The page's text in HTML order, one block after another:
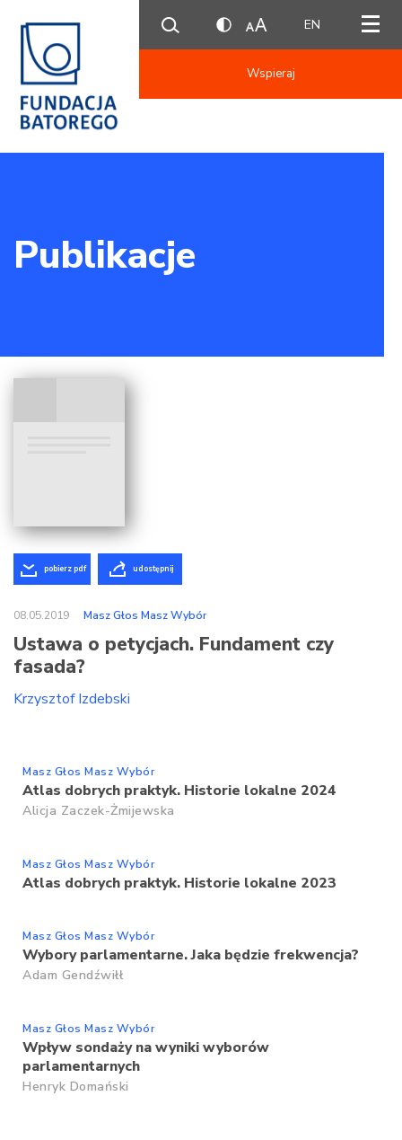
EN
Wspieraj
Publikacje
pobierz pdf udostępnij
08.05.2019 Masz Głos Masz Wybór
Ustawa o petycjach. Fundament czy
fasada?
Krzysztof Izdebski
Masz Głos Masz Wybór
Atlas dobrych praktyk. Historie lokalne 2024
Alicja Zaczek-Żmijewska
Masz Głos Masz Wybór
Atlas dobrych praktyk. Historie lokalne 2023
Masz Głos Masz Wybór
Wybory parlamentarne. Jaka będzie frekwencja?
Adam Gendźwiłł
Masz Głos Masz Wybór
Wpływ sondaży na wyniki wyborów
parlamentarnych
Henryk Domański